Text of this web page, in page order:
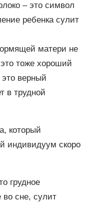
– это символ
ребенка сулит
матери не
это тоже хороший
верный
в трудной
который
индивидуум скоро
грудное
во сне, сулит